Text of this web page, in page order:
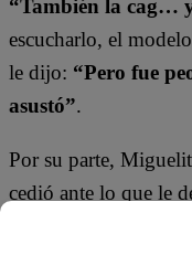
“También la cag…
escucharlo, el
le dijo: “Pero fue
asustó”.
Por su parte,
cedió ante lo que le